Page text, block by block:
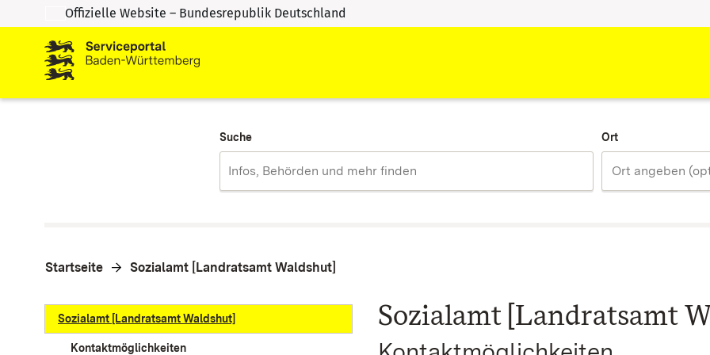
Zum Inhalt springen
Zur Suche springen
Offizielle Website – Bundesrepublik Deutschland
Suche Ort
Startseite Sozialamt [Landratsamt Waldshut]
Sozialamt [Landratsamt Waldshut]
Kontaktmöglichkeiten
Sozialamt [Landratsamt